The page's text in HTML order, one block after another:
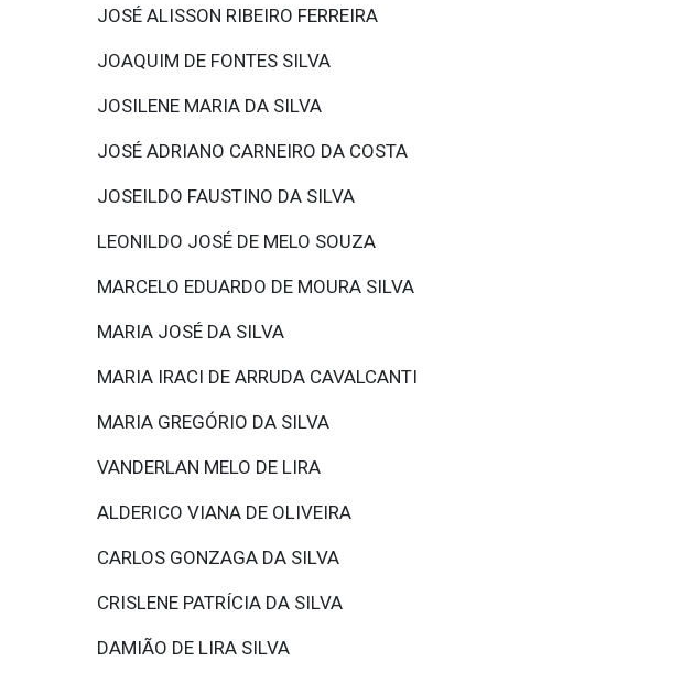
JOSÉ ALISSON RIBEIRO FERREIRA
JOAQUIM DE FONTES SILVA
JOSILENE MARIA DA SILVA
JOSÉ ADRIANO CARNEIRO DA COSTA
JOSEILDO FAUSTINO DA SILVA
LEONILDO JOSÉ DE MELO SOUZA
MARCELO EDUARDO DE MOURA SILVA
MARIA JOSÉ DA SILVA
MARIA IRACI DE ARRUDA CAVALCANTI
MARIA GREGÓRIO DA SILVA
VANDERLAN MELO DE LIRA
ALDERICO VIANA DE OLIVEIRA
CARLOS GONZAGA DA SILVA
CRISLENE PATRÍCIA DA SILVA
DAMIÃO DE LIRA SILVA